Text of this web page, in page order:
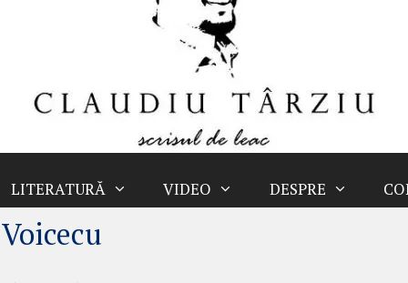
LITERATURĂ VIDEO DESPRE